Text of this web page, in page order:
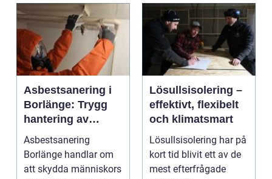
Asbestsanering i
Borlänge: Trygg
hantering av
farliga fibrer
Asbestsanering
Borlänge handlar om
att skydda människors
Lösullsisolering –
effektivt, flexibelt
och klimatsmart
Lösullsisolering har på
kort tid blivit ett av de
mest efterfrågade